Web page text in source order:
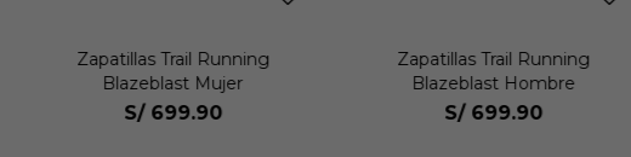
Zapatillas Trail Running
Blazeblast Mujer
S/ 699.90
Zapatillas Trail Running
Blazeblast Hombre
S/ 699.90